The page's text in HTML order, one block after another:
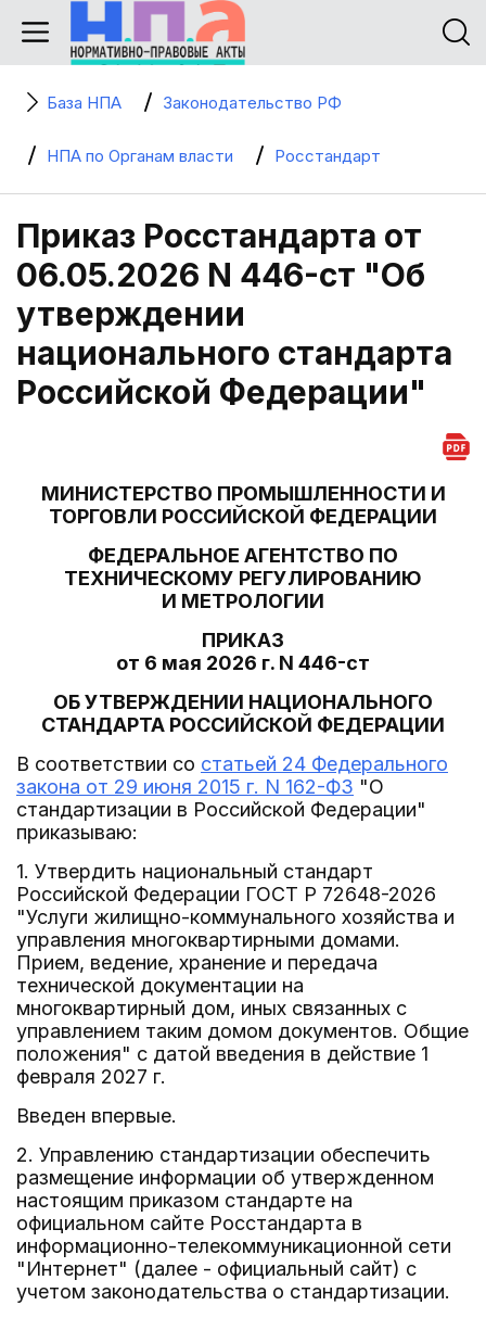
База НПА Законодательство РФ
НПА по Органам власти Росстандарт
Приказ Росстандарта от
06.05.2026 N 446-ст "Об
утверждении
национального стандарта
Российской Федерации"
МИНИСТЕРСТВО ПРОМЫШЛЕННОСТИ И
ТОРГОВЛИ РОССИЙСКОЙ ФЕДЕРАЦИИ
ФЕДЕРАЛЬНОЕ АГЕНТСТВО ПО
ТЕХНИЧЕСКОМУ РЕГУЛИРОВАНИЮ
И МЕТРОЛОГИИ
ПРИКАЗ
от 6 мая 2026 г. N 446-ст
ОБ УТВЕРЖДЕНИИ НАЦИОНАЛЬНОГО
СТАНДАРТА РОССИЙСКОЙ ФЕДЕРАЦИИ
В соответствии со статьей 24 Федерального
закона от 29 июня 2015 г. N 162-ФЗ "О
стандартизации в Российской Федерации"
приказываю:
1. Утвердить национальный стандарт
Российской Федерации ГОСТ Р 72648-2026
"Услуги жилищно-коммунального хозяйства и
управления многоквартирными домами.
Прием, ведение, хранение и передача
технической документации на
многоквартирный дом, иных связанных с
управлением таким домом документов. Общие
положения" с датой введения в действие 1
февраля 2027 г.
Введен впервые.
2. Управлению стандартизации обеспечить
размещение информации об утвержденном
настоящим приказом стандарте на
официальном сайте Росстандарта в
информационно-телекоммуникационной сети
"Интернет" (далее - официальный сайт) с
учетом законодательства о стандартизации.